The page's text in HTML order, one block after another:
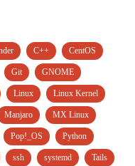
C++ CentOS
Git GNOME
Linux Linux Kernel
Manjaro MX Linux
Pop!_OS Python
ssh systemd Tails